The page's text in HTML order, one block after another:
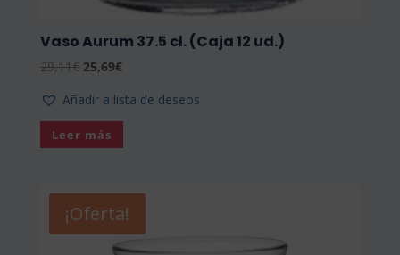
Vaso Aurum 37.5 cl. (Caja 12 ud.)
29,11€ El
original
era:
29,11€.
25,69€El
actual
es:
25,69€.
Añadir a lista de deseos
Leer más
¡Oferta!